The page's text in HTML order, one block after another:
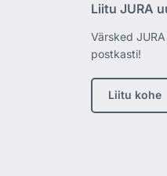
Liitu JURA
Värsked
postkasti!
Liitu kohe